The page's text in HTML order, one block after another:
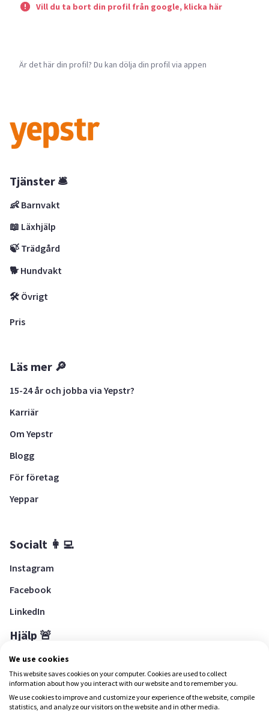
Vill du ta bort din profil från google, klicka här
Är det här din profil? Du kan dölja din profil via appen
Tjänster 🛎
👶 Barnvakt
📖 Läxhjälp
🍃 Trädgård
🐕 Hundvakt
🛠 Övrigt
Pris
Läs mer 🔎
15-24 år och jobba via Yepstr?
Karriär
Om Yepstr
Blogg
För företag
Yeppar
Socialt 👩‍💻
Instagram
Facebook
LinkedIn
Hjälp 🚨
Hjälpcenter
Ladda ned Yepstr
We use cookies
This website saves cookies on your computer. Cookies are used to collect
information about how you interact with our website and to remember you.
We use cookies to improve and customize your experience of the website, compile
statistics, and analyze our visitors on the website and in other media.